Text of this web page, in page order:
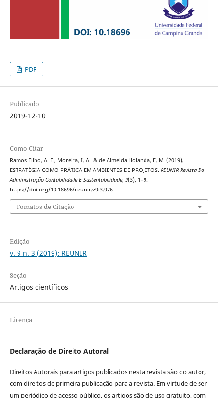
PDF
Publicado
2019-12-10
Como Citar
Ramos Filho, A. F., Moreira, I. A., & de Almeida Holanda, F. M. (2019).
ESTRATÉGIA COMO PRÁTICA EM AMBIENTES DE PROJETOS. REUNIR Revista De
Administração Contabilidade E Sustentabilidade, 9(3), 1–9.
https://doi.org/10.18696/reunir.v9i3.976
Fomatos de Citação
Edição
v. 9 n. 3 (2019): REUNIR
Seção
Artigos científicos
Licença
Declaração de Direito Autoral
Direitos Autorais para artigos publicados nesta revista são do autor,
com direitos de primeira publicação para a revista. Em virtude de ser
um periódico de acesso público, os artigos são de uso gratuito, com